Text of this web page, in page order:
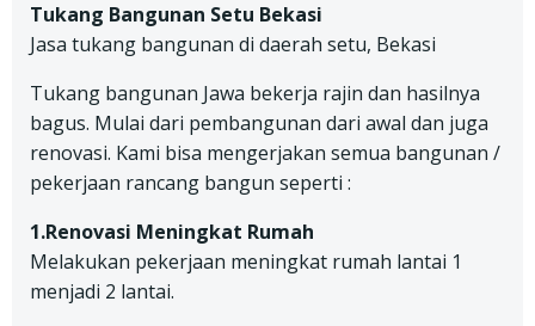
Tukang Bangunan Setu Bekasi
Jasa tukang bangunan di daerah setu, Bekasi
Tukang bangunan Jawa bekerja rajin dan hasilnya
bagus. Mulai dari pembangunan dari awal dan juga
renovasi. Kami bisa mengerjakan semua bangunan /
pekerjaan rancang bangun seperti :
1.Renovasi Meningkat Rumah
Melakukan pekerjaan meningkat rumah lantai 1
menjadi 2 lantai.